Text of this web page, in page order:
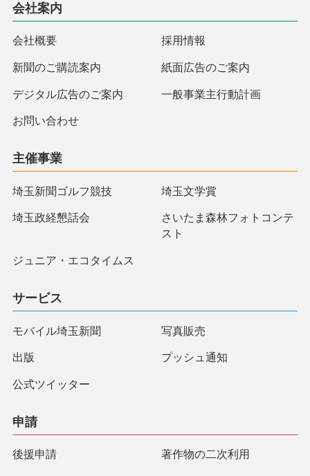
会社案内
会社概要 採用情報
新聞のご購読案内 紙面広告のご案内
デジタル広告のご案内 一般事業主行動計画
お問い合わせ
主催事業
埼玉新聞ゴルフ競技 埼玉文学賞
埼玉政経懇話会
さいたま森林フォトコンテ
スト
ジュニア・エコタイムス
サービス
モバイル埼玉新聞 写真販売
出版 プッシュ通知
公式ツイッター
申請
後援申請 著作物の二次利用